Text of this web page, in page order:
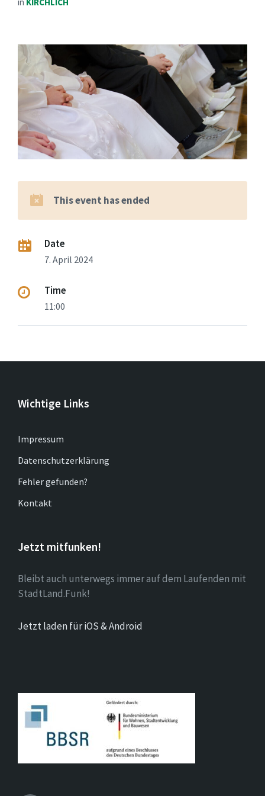
This event has ended
Date
7. April 2024
Time
11:00
Wichtige Links
Impressum
Datenschutzerklärung
Fehler gefunden?
Kontakt
Jetzt mitfunken!
Bleibt auch unterwegs immer auf dem Laufenden mit
StadtLand.Funk!
Jetzt laden für iOS & Android